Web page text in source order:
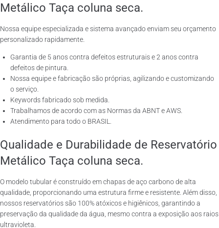
Metálico Taça coluna seca.
Nossa equipe especializada e sistema avançado enviam seu orçamento
personalizado rapidamente.
Garantia de 5 anos contra defeitos estruturais e 2 anos contra
defeitos de pintura.
Nossa equipe e fabricação são próprias, agilizando e customizando
o serviço.
Keywords fabricado sob medida.
Trabalhamos de acordo com as Normas da ABNT e AWS.
Atendimento para todo o BRASIL.
Qualidade e Durabilidade de Reservatório
Metálico Taça coluna seca.
O modelo tubular é construído em chapas de aço carbono de alta
qualidade, proporcionando uma estrutura firme e resistente. Além disso,
nossos reservatórios são 100% atóxicos e higiênicos, garantindo a
preservação da qualidade da água, mesmo contra a exposição aos raios
ultravioleta.